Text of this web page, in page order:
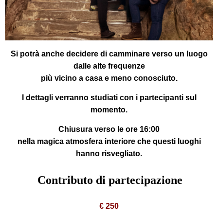
Si potrà anche decidere di camminare verso un luogo
dalle alte frequenze
più vicino a casa e meno conosciuto.
I dettagli verranno studiati con i partecipanti sul
momento.
Chiusura verso le ore 16:00
nella magica atmosfera interiore che questi luoghi
hanno risvegliato.
Contributo di partecipazione
€ 250